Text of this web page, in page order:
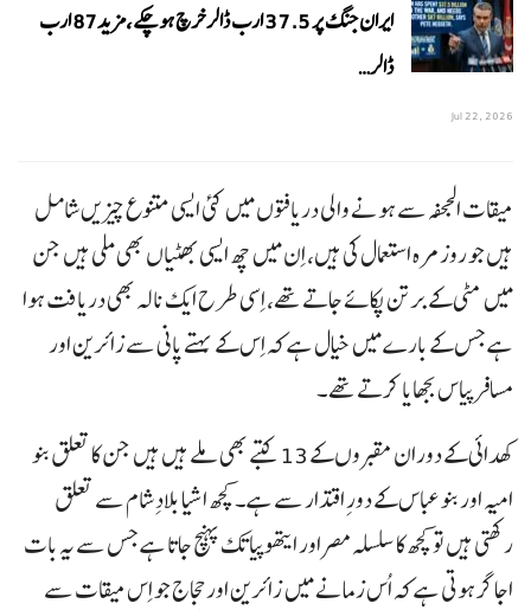
ایران جنگ پر 37.5 ارب ڈالر خرچ ہوچکے،مزید87 ارب
ڈالر…
Jul 22, 2026
میقات الجحفہ سے ہونے والی دریافتوں میں کئی ایسی متنوع چیزیں شامل
ہیں جو روز مرہ استعمال کی ہیں، اِن میں چھ ایسی بھٹیاں بھی ملی ہیں جن
میں مٹی کے برتن پکائے جاتے تھے، اِسی طرح ایک نالہ بھی دریافت ہوا
ہے جس کے بارے میں خیال ہے کہ اِس کے بہتے پانی سے زائرین اور
مسافر پیاس بجھایا کرتے تھے۔
کھدائی کے دوران مقبروں کے 13 کتبے بھی ملے ہیں ہیں جن کا تعلق بنو
امیہ اور بنو عباس کے دورِ اقتدار سے ہے۔ کچھ اشیا بلادِ شام سے تعلق
رکھتی ہیں تو کچھ کا سلسلہ مصر اور ایتھوپیا تک پہنچ جاتا ہے جس سے یہ بات
اجاگر ہوتی ہے کہ اُس زمانے میں زائرین اور حجاج جو اِس میقات سے